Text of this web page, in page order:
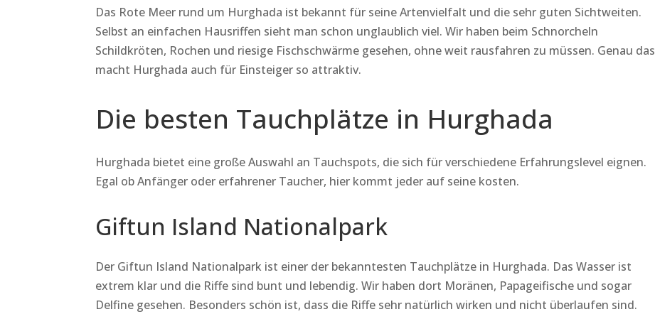
Das Rote Meer rund um Hurghada ist bekannt für seine Artenvielfalt und die sehr guten Sichtweiten.
Selbst an einfachen Hausriffen sieht man schon unglaublich viel. Wir haben beim Schnorcheln
Schildkröten, Rochen und riesige Fischschwärme gesehen, ohne weit rausfahren zu müssen. Genau das
macht Hurghada auch für Einsteiger so attraktiv.
Die besten Tauchplätze in Hurghada
Hurghada bietet eine große Auswahl an Tauchspots, die sich für verschiedene Erfahrungslevel eignen.
Egal ob Anfänger oder erfahrener Taucher, hier kommt jeder auf seine kosten.
Giftun Island Nationalpark
Der Giftun Island Nationalpark ist einer der bekanntesten Tauchplätze in Hurghada. Das Wasser ist
extrem klar und die Riffe sind bunt und lebendig. Wir haben dort Moränen, Papageifische und sogar
Delfine gesehen. Besonders schön ist, dass die Riffe sehr natürlich wirken und nicht überlaufen sind.